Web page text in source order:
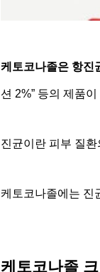
케토코나졸은 항진
션 2%” 등의 제품
진균이란 피부 질
케토코나졸에는 진
케토코나졸